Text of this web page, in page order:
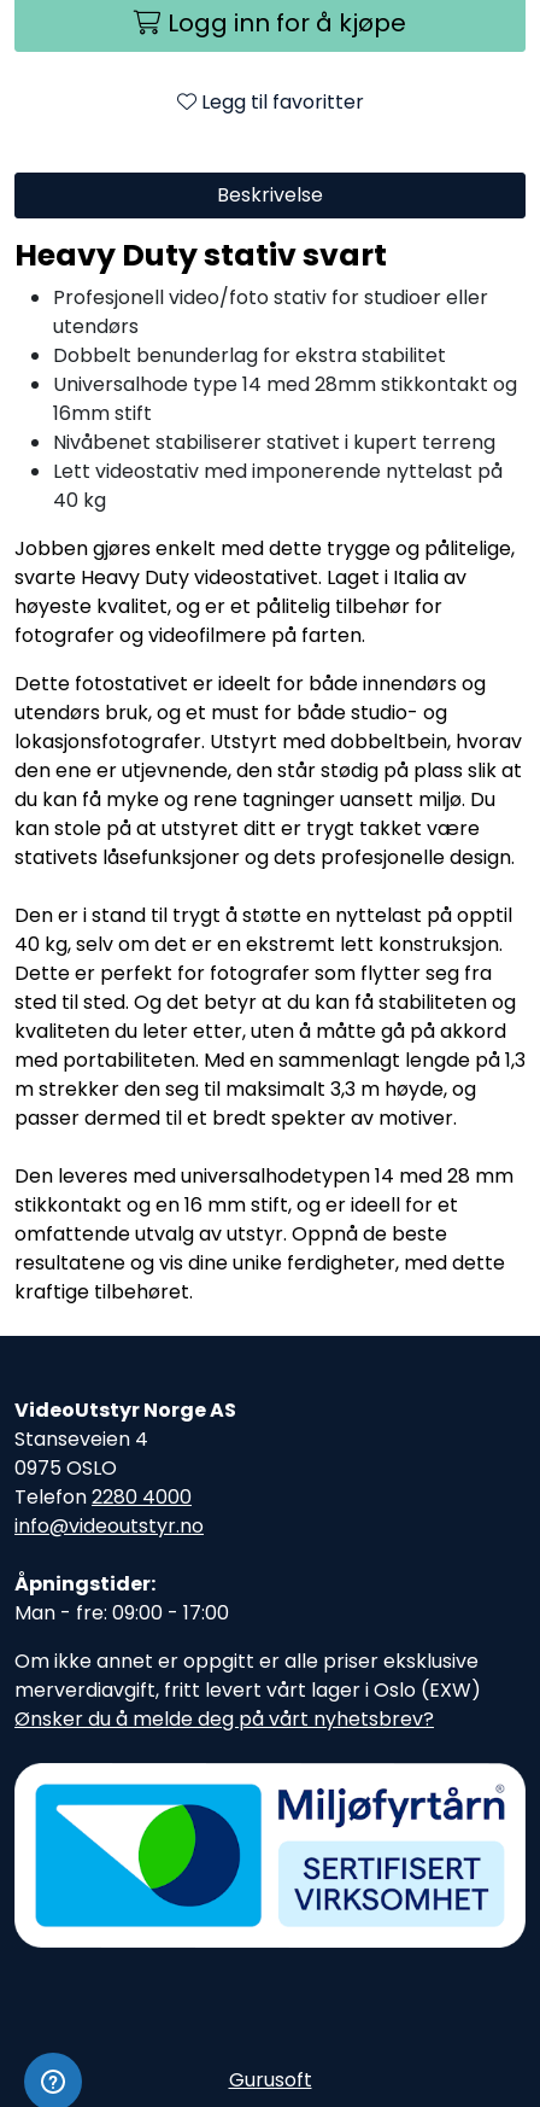
Logg inn for å kjøpe
Legg til favoritter
Beskrivelse
Heavy Duty stativ svart
Profesjonell video/foto stativ for studioer eller
utendørs
Dobbelt benunderlag for ekstra stabilitet
Universalhode type 14 med 28mm stikkontakt og
16mm stift
Nivåbenet stabiliserer stativet i kupert terreng
Lett videostativ med imponerende nyttelast på
40 kg
Jobben gjøres enkelt med dette trygge og pålitelige,
svarte Heavy Duty videostativet. Laget i Italia av
høyeste kvalitet, og er et pålitelig tilbehør for
fotografer og videofilmere på farten.
Dette fotostativet er ideelt for både innendørs og
utendørs bruk, og et must for både studio- og
lokasjonsfotografer. Utstyrt med dobbeltbein, hvorav
den ene er utjevnende, den står stødig på plass slik at
du kan få myke og rene tagninger uansett miljø. Du
kan stole på at utstyret ditt er trygt takket være
stativets låsefunksjoner og dets profesjonelle design.
Den er i stand til trygt å støtte en nyttelast på opptil
40 kg, selv om det er en ekstremt lett konstruksjon.
Dette er perfekt for fotografer som flytter seg fra
sted til sted. Og det betyr at du kan få stabiliteten og
kvaliteten du leter etter, uten å måtte gå på akkord
med portabiliteten. Med en sammenlagt lengde på 1,3
m strekker den seg til maksimalt 3,3 m høyde, og
passer dermed til et bredt spekter av motiver.
Den leveres med universalhodetypen 14 med 28 mm
stikkontakt og en 16 mm stift, og er ideell for et
omfattende utvalg av utstyr. Oppnå de beste
resultatene og vis dine unike ferdigheter, med dette
kraftige tilbehøret.
VideoUtstyr Norge AS
Stanseveien 4
0975 OSLO
Telefon2280 4000
info@videoutstyr.no
Åpningstider:
Man - fre: 09:00 - 17:00
Om ikke annet er oppgitt er alle priser eksklusive
merverdiavgift, fritt levert vårt lager i Oslo (EXW)
Ønsker du å melde deg på vårt nyhetsbrev?
Gurusoft